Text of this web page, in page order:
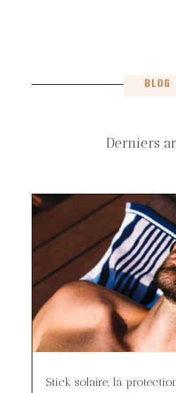
BLOG
Derniers
Stick solaire, la